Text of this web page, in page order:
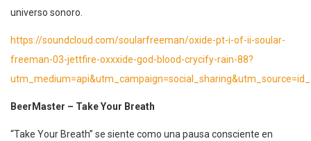
universo sonoro.
https://soundcloud.com/soularfreeman/oxide-pt-i-of-ii-soular-
freeman-03-jettfire-oxxxide-god-blood-crycify-rain-88?
BeerMaster – Take Your Breath
“Take Your Breath” se siente como una pausa consciente en